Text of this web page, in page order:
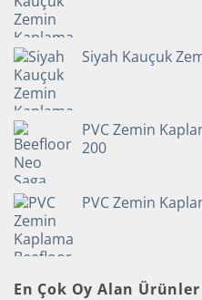
Siyah Kauçuk
PVC Zemin
200
PVC Zemin
En Çok Oy Alan Ürünler